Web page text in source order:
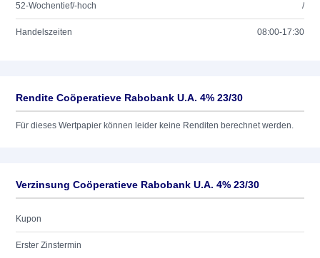
52-Wochentief/-hoch /
Handelszeiten 08:00-17:30
Rendite Coöperatieve Rabobank U.A. 4% 23/30
Für dieses Wertpapier können leider keine Renditen berechnet werden.
Verzinsung Coöperatieve Rabobank U.A. 4% 23/30
Kupon
Erster Zinstermin